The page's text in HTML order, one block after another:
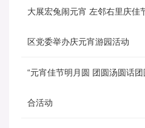
大展宏兔闹元宵 左邻右里庆佳
区党委举办庆元宵游园活动
“元宵佳节明月圆 团圆汤圆话团
合活动